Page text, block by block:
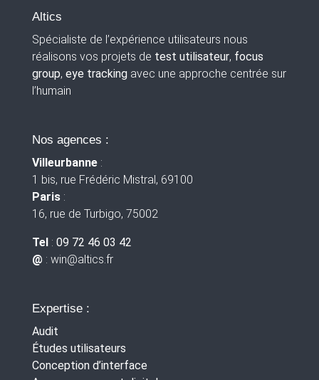
Altics
Spécialiste de l’expérience utilisateurs nous
réalisons vos projets de test utilisateur, focus
group, eye trackingavec une approche centrée sur
l’humain
Nos agences :
Villeurbanne :
1 bis, rue Frédéric Mistral, 69100
Paris:
16, rue de Turbigo, 75002
Tel : 09 72 46 03 42
@ : win@altics.fr
Expertise :
Audit
Études utilisateurs
Conception d’interface